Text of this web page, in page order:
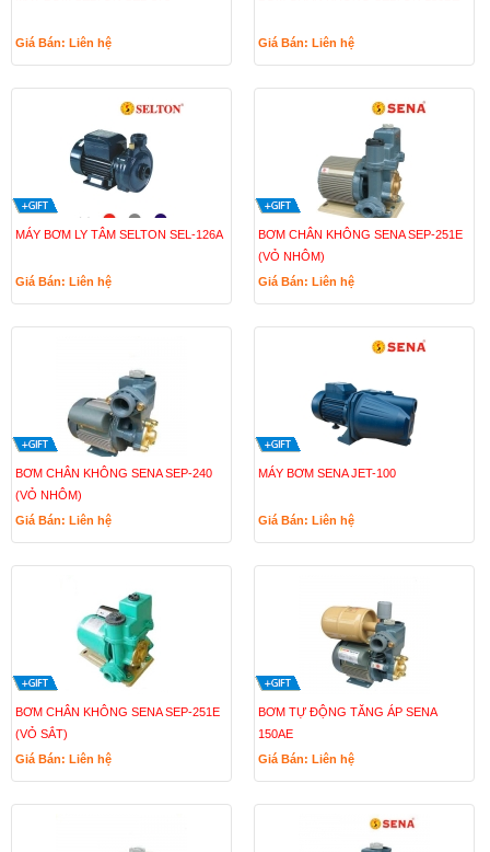
Giá Bán: Liên hệ Giá Bán: Liên hệ
MÁY BƠM LY TÂM SELTON SEL-126A
Giá Bán: Liên hệ
BƠM CHÂN KHÔNG SENA SEP-251E
(VỎ NHÔM)
Giá Bán: Liên hệ
BƠM CHÂN KHÔNG SENA SEP-240
(VỎ NHÔM)
Giá Bán: Liên hệ
MÁY BƠM SENA JET-100
Giá Bán: Liên hệ
BƠM CHÂN KHÔNG SENA SEP-251E
(VỎ SẮT)
Giá Bán: Liên hệ
BƠM TỰ ĐỘNG TĂNG ÁP SENA
150AE
Giá Bán: Liên hệ